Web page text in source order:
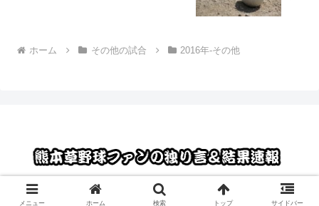
ホーム その他の試合 2016年-その他
© 2012 熊本草野球ファンの独り言＆結果速報.
メニュー ホーム 検索 トップ サイドバー